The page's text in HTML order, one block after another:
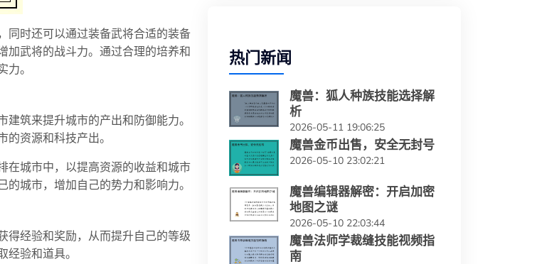
同时还可以通过装备武将合适的装备
加武将的战斗力。通过合理的培养和
。
筑来提升城市的产出和防御能力。
资源和科技产出。
在城市中，以提高资源的收益和城市
城市，增加自己的势力和影响力。
得经验和奖励，从而提升自己的等级
验和道具。
热门新闻
魔兽：狐人种族技能选择解
析
2026-05-11 19:06:25
魔兽金币出售，安全无封号
2026-05-10 23:02:21
魔兽编辑器解密：开启加密
地图之谜
2026-05-10 22:03:44
魔兽法师学裁缝技能视频指
南